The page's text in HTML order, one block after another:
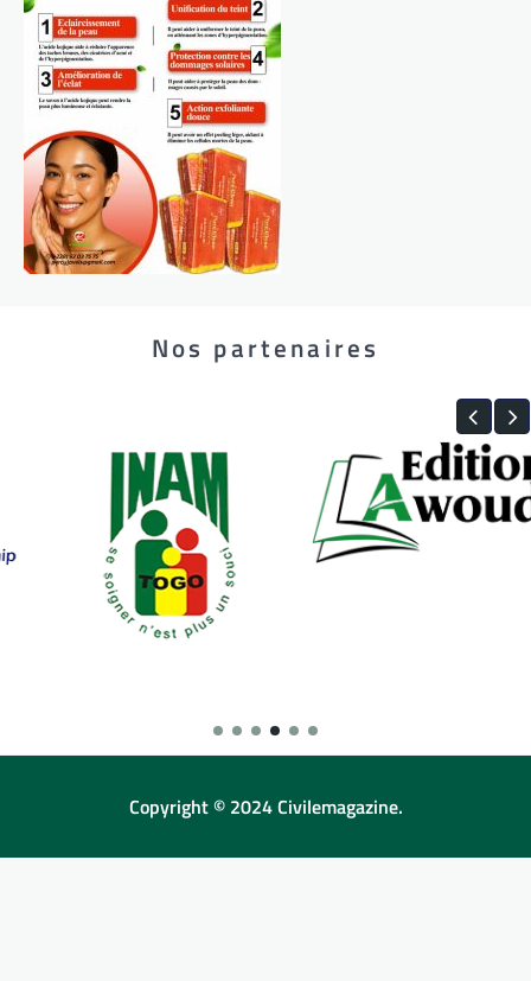
Nos partenaires
Copyright © 2024 Civilemagazine.